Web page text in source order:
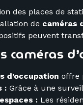
des places de
de caméras
peuvent
caméras
d’occupation offre
: Grâce à une
: Les